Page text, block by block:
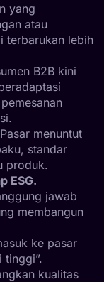
yang
atau
terbarukan lebih
B2B kini
Pasar menuntut
standar
produk.
ESG.
jawab
membangun
ke pasar
tinggi”.
kualitas